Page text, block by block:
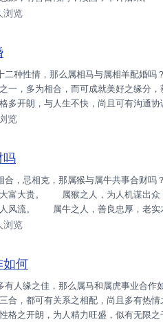
耐力，富有正义感，爱打抱不平，勤
浏览
一，多为相合，而可成就美好之缘分
开朗，与人生不快，尚且可有沟通协
瞒之心，故多有忠诚。 属相羊乃是
览
吗
富大贵。 属猴之人，为人机谋出众
风流。 属牛之人，善良忠厚，老实
牛之人共事，形成互补之势，属猴
浏览
如何
合，都可有关系之相配，尚且多有热
之开朗，为人精力旺盛，似有无限之